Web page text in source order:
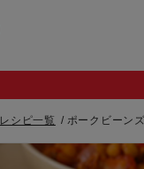
レシピ一覧 ポークビーン